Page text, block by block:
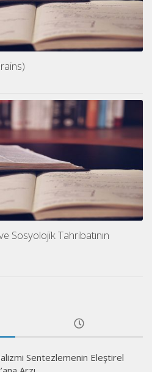
Sosyolojik Tahribatının
Sentezlemenin Eleştirel